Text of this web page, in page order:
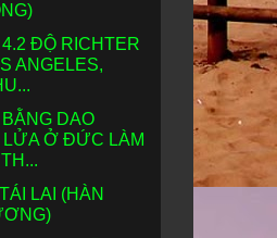
ĐỘ RICHTER
ANGELES,
DAO
LỬA Ở ĐỨC LÀM
LAI (HÀN